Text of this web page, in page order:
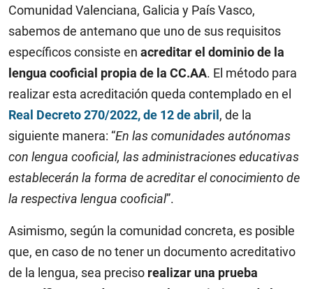
Comunidad Valenciana, Galicia y País Vasco,
sabemos de antemano que uno de sus requisitos
específicos consiste en acreditar el dominio de la
lengua cooficial propia de la CC.AA. El método para
realizar esta acreditación queda contemplado en el
Real Decreto 270/2022, de 12 de abril, de la
siguiente manera: “En las comunidades autónomas
con lengua cooficial, las administraciones educativas
establecerán la forma de acreditar el conocimiento de
la respectiva lengua cooficial”.
Asimismo, según la comunidad concreta, es posible
que, en caso de no tener un documento acreditativo
de la lengua, sea preciso realizar una prueba